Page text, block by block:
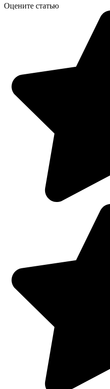
Оцените статью